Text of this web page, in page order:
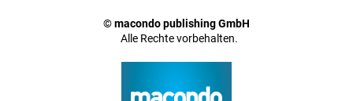
© macondo publishing GmbH
Alle Rechte vorbehalten.